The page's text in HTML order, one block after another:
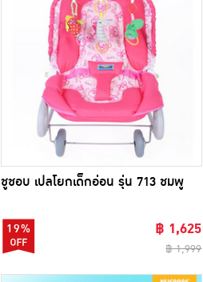
ชูชอบ เปลโยกเด็กอ่อน รุ่น 713 ชมพู
19% ฿ 1,625
฿ 1,999